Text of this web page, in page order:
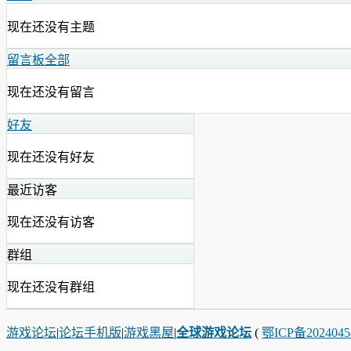
现在还没有主题
留言板全部
现在还没有留言
好友
现在还没有好友
最近访客
现在还没有访客
群组
现在还没有群组
游戏论坛|论坛手机版|游戏黑屋|全球游戏论坛 ( 鄂ICP备